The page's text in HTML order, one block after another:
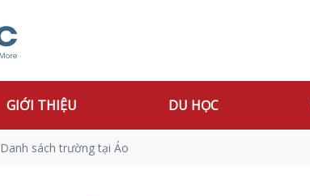
GIỚI THIỆU DU HỌC
Danh sách trường tại Áo